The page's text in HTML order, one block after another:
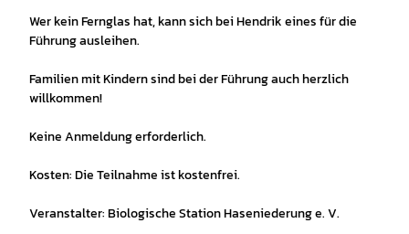
Wer kein Fernglas hat, kann sich bei Hendrik eines für die
Führung ausleihen.
Familien mit Kindern sind bei der Führung auch herzlich
willkommen!
Keine Anmeldung erforderlich.
Kosten: Die Teilnahme ist kostenfrei.
Veranstalter: Biologische Station Haseniederung e. V.